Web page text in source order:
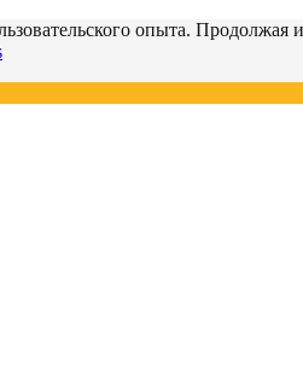
опыта. Продолжая